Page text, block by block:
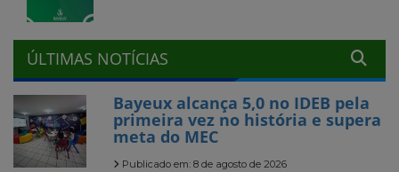
ÚLTIMAS NOTÍCIAS
Bayeux alcança 5,0 no IDEB pela
primeira vez no história e supera
meta do MEC
Publicado em: 8 de agosto de 2026